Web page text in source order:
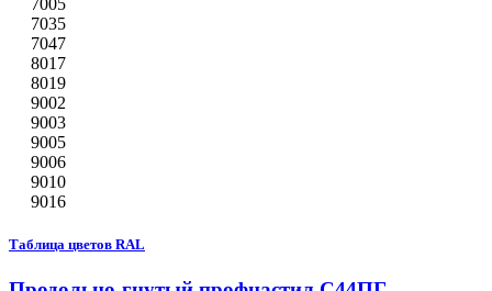
7035
7047
8017
8019
9002
9003
9005
9006
9010
9016
Таблица цветов RAL